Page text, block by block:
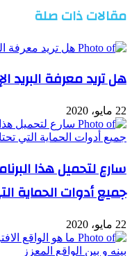
مقالات ذات صلة
هل تريد معرفة
22 مايو، 2020
سارع لتحميل هذا
جميع أدوات الحماية
22 مايو، 2020